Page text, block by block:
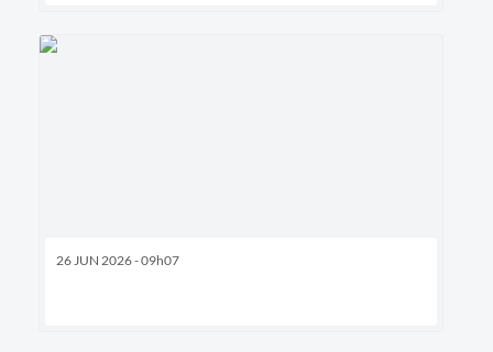
26 JUN 2026 - 09h07